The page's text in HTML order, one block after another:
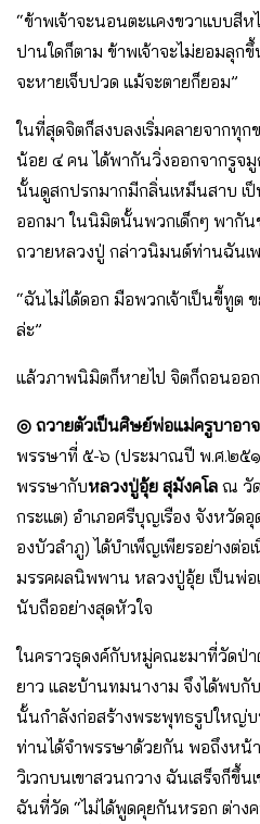
“ข้าพเจ้าจะนอนตะแคงขวาแบบสี
ปานใดก็ตาม ข้าพเจ้าจะไม่ยอมลุก
จะหายเจ็บปวด แม้จะตายก็ยอม”
ในที่สุดจิตก็สงบลงเริ่มคลายจากทุก
น้อย ๔ คน ได้พากันวิ่งออกจากรูจมู
นั้นดูสกปรกมากมีกลิ่นเหม็นสาบ เป็
ออกมา ในนิมิตนั้นพวกเด็กๆ พากัน
ถวายหลวงปู่ กล่าวนิมนต์ท่านฉันเ
“ฉันไม่ได้ดอก มือพวกเจ้าเป็นขี้ทูต
ล่ะ”
แล้วภาพนิมิตก็หายไป จิตก็ถอนออ
◎ ถวายตัวเป็นศิษย์พ่อแม่ครูบาอา
พรรษาที่ ๕-๖ (ประมาณปี พ.ศ.๒๕
พรรษากับหลวงปู่อุ้ย สุมังคโล ณ วั
กระแต) อําเภอศรีบุญเรือง จังหวั
องบัวลําภู) ได้บําเพ็ญเพียรอย่างต่อ
มรรคผลนิพพาน หลวงปู่อุ้ย เป็นพ่อ
นับถืออย่างสุดหัวใจ
ในคราวธุดงค์กับหมู่คณะมาที่วัดป่า
ยาว และบ้านทมนางาม จึงได้พบกับ
นั้นกําลังก่อสร้างพระพุทธรูปใหญ่
ท่านได้จําพรรษาด้วยกัน พอถึงหน้
วิเวกบนเขาสวนกวาง ฉันเสร็จก็ขึ้
ฉันที่วัด “ไม่ได้พูดคุยกันหรอก ต่าง